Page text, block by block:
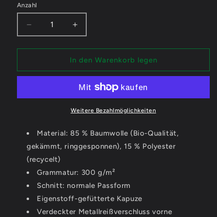
Anzahl
Verringere
die
Menge
LillyTheChilly
Organic
Erhöhe
die
Menge
für
LillyTheChilly
Organic
Zipper
In den Warenkorb legen
Weitere Bezahlmöglichkeiten
Material: 85 % Baumwolle (Bio-Qualität,
gekämmt, ringgesponnen), 15 % Polyester
(recycelt)
Grammatur: 300 g/m²
Schnitt: normale Passform
Eigenstoff-gefütterte Kapuze
Verdeckter Metallreißverschluss vorne